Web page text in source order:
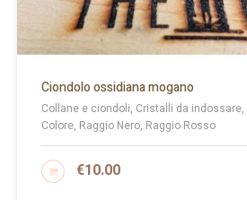
Ciondolo ossidiana mogano
Collane e ciondoli, Cristalli da
Colore, Raggio Nero, Raggio Rosso
€10.00
AGGIUNGI AL CARRELLO